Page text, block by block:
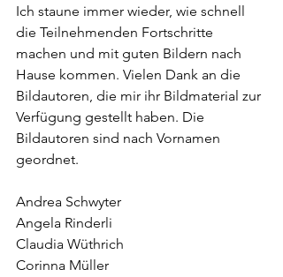
Ich staune immer wieder, wie schnell
die Teilnehmenden Fortschritte
machen und mit guten Bildern nach
Hause kommen. Vielen Dank an die
Bildautoren, die mir ihr Bildmaterial zur
Verfügung gestellt haben. Die
Bildautoren sind nach Vornamen
geordnet.
Andrea Schwyter
Angela Rinderli
Claudia Wüthrich
Corinna Müller